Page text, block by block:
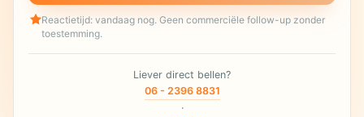
Reactietijd: vandaag nog. Geen commerciële follow-up zonder
toestemming.
Liever direct bellen?
06 - 2396 8831
·